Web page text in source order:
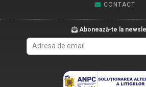
CONTACT
Abonează-te la